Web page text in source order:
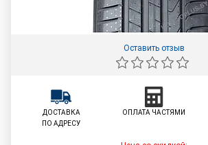
Оставить отзыв
ДОСТАВКА
ПО АДРЕСУ
ОПЛАТА ЧАСТЯМИ